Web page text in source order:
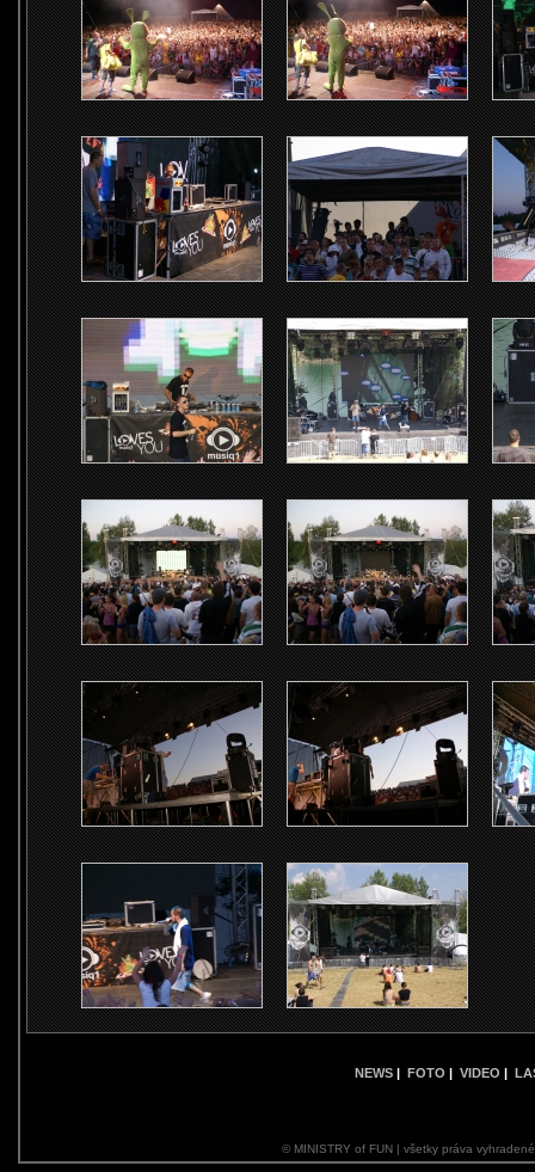
NEWS | FOTO | VIDEO |
© MINISTRY of FUN | všetky práva